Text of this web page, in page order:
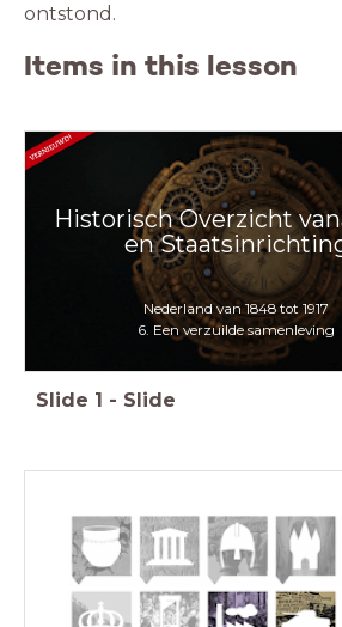
ontstond.
Items in this lesson
Historisch Overzicht
en
Nederland van 1848 tot 1917
6. Een verzuilde samenleving
Slide 1 - Slide